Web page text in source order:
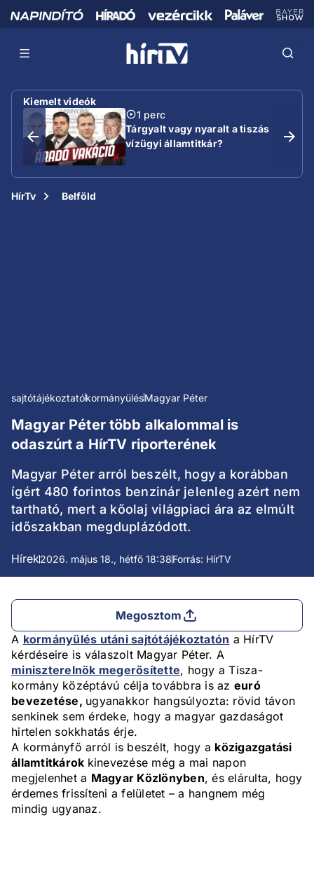
Kiemelt videók
1 perc
Tárgyalt vagy nyaralt a tiszás
vízügyi államtitkár?
HírTv Belföld
sajtótájékoztatókormányülésMagyar Péter
Magyar Péter több alkalommal is
odaszúrt a HírTV riporterének
Magyar Péter arról beszélt, hogy a korábban
ígért 480 forintos benzinár jelenleg azért nem
tartható, mert a kőolaj világpiaci ára az elmúlt
időszakban megduplázódott.
Hírek2026. május 18., hétfő 18:38Forrás: HírTV
Megosztom
A kormányülés utáni sajtótájékoztatón a HírTV
kérdéseire is válaszolt Magyar Péter. A
miniszterelnök megerősítette, hogy a Tisza-
kormány középtávú célja továbbra is az euró
bevezetése, ugyanakkor hangsúlyozta: rövid távon
senkinek sem érdeke, hogy a magyar gazdaságot
hirtelen sokkhatás érje.
A kormányfő arról is beszélt, hogy a közigazgatási
államtitkárok kinevezése még a mai napon
megjelenhet a Magyar Közlönyben, és elárulta, hogy
érdemes frissíteni a felületet – a hangnem még
mindig ugyanaz.